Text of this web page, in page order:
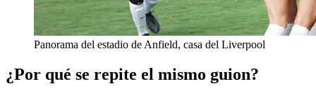
Panorama del estadio de Anfield, casa del Liverpool
¿Por qué se repite el mismo guion?